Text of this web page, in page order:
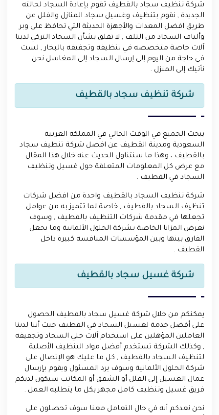
شركة تنظيف سجاد بالقطيف تقوم بإعادة السجاد لحالته
الجديدة , نقوم بتنظيف وغسيل سجاد المنازل والفلل عن
طريق افضل المعدات والأجهزة الحديثة التي تحافظ على وبر
وألياف السجاد من التلف , لا تقلق بشأن السجاد التركي لدينا
آلات خاصة متخصصه في تنظيفه وتجفيفه بالبخار , لست
في حاجة من اليوم إلى إرسال السجاد إلى المغاسل نحن
نأتيك إلى المنزل .
شركة تنظيف سجاد بالقطيف
يبحث الجميع في الوقت الحالي في المملكة العربية
السعودية ومدينة القطيف عن افضل شركة تنظيف سجاد
بالقطيف ، وهذا ما سنتناول الحديث عنه خلال هذا المقال
مع عرض كل المعلومات المتعلقة حول غسيل وتنظيف
السجاد في القطيف .
شركة تنظيف السجاد بالقطيف واحدة من افضل شركات
تنظيف السجاد بالقطيف , خاصة لما تتميز به من عوامل
تجعلها في مقدمة شركات التنظيف بالقطيف , وسوف
نعرض المزايا الخاصة بشركة الحلول الألمانية وما يجعل
الفارق بينها وبين المؤسسات المنافسة كبيرة داخل
القطيف .
شركة غسيل سجاد بالقطيف
يمكنكم من خلال شركة غسيل سجاد بالقطيف الحصول
على أفضل خدمة لغسيل السجاد في القطيف حيث أننا لدينا
العاملين المؤهلين على استخدام آلات جلي السجاد وتجفيفه
, وكذلك الشركة تستخدم أفضل مواد التنظيف الأصلية
لتنظيف السجاد بالقطيف , كل ما عليك هو الإتصال على
شركة الحلول الألمانية وسوف يرد المسئول ويقوم بإرسال
عمال الغسيل إلى الفلل أو الشقق أو المكاتب سيكون لديكم
فريق غسيل وتنظيف كامل مجهز بكل ما يتطلبه العمل .
نحن نعدكم أنه في حال التعامل معنا سوف تحصلون على